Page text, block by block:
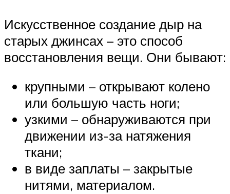
Искусственное создание дыр на
старых джинсах – это способ
восстановления вещи. Они бывают:
крупными – открывают колено
или большую часть ноги;
узкими – обнаруживаются при
движении из-за натяжения
ткани;
в виде заплаты – закрытые
нитями, материалом.